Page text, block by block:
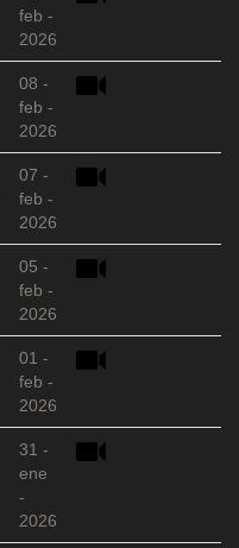
feb -
2026
08 -
feb -
2026
07 -
feb -
2026
05 -
feb -
2026
01 -
feb -
2026
31 -
ene
-
2026